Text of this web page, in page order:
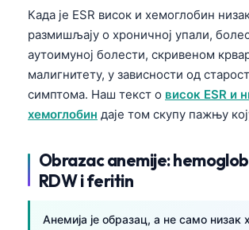
Када је ESR висок и хемоглобин
размишљају о хроничној упали,
аутоимуној болести, скривеном
малигнитету, у зависности од
симптома. Наш текст о висок ESR и
хемоглобин даје том скупу пажњу
Obrazac anemije:
RDW i feritin
Анемија је образац, а не само низак